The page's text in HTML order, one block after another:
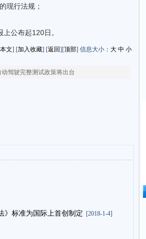
现行法规；
公布起120日。
文] [加入收藏] [返回][顶部] 信息大小： 大 中 小
动驾驶完整测试政策将出台
》标准为国际上首创制定 [2018-1-4]